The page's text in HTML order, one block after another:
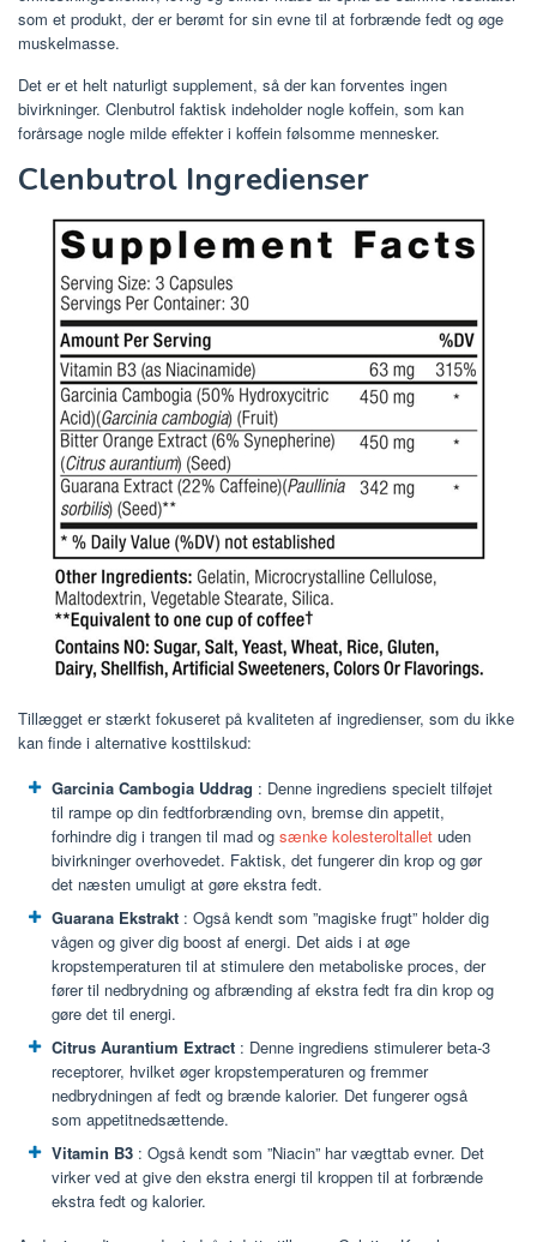
som et produkt, der er berømt for sin evne til at forbrænde fedt og øge
muskelmasse.
Det er et helt naturligt supplement, så der kan forventes ingen
bivirkninger. Clenbutrol faktisk indeholder nogle koffein, som kan
forårsage nogle milde effekter i koffein følsomme mennesker.
Clenbutrol Ingredienser
Tillægget er stærkt fokuseret på kvaliteten af ​​ingredienser, som du ikke
kan finde i alternative kosttilskud:
Garcinia Cambogia Uddrag : Denne ingrediens specielt tilføjet
til rampe op din fedtforbrænding ovn, bremse din appetit,
forhindre dig i trangen til mad og sænke kolesteroltallet uden
bivirkninger overhovedet. Faktisk, det fungerer din krop og gør
det næsten umuligt at gøre ekstra fedt.
Guarana Ekstrakt : Også kendt som ”magiske frugt” holder dig
vågen og giver dig boost af energi. Det aids i at øge
kropstemperaturen til at stimulere den metaboliske proces, der
fører til nedbrydning og afbrænding af ekstra fedt fra din krop og
gøre det til energi.
Citrus Aurantium Extract : Denne ingrediens stimulerer beta-3
receptorer, hvilket øger kropstemperaturen og fremmer
nedbrydningen af fedt og brænde kalorier. Det fungerer også
som appetitnedsættende.
Vitamin B3 : Også kendt som ”Niacin” har vægttab evner. Det
virker ved at give den ekstra energi til kroppen til at forbrænde
ekstra fedt og kalorier.